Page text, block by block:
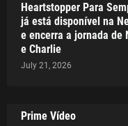
Heartstopper Para
já está disponível na
e encerra a jornada de
e Charlie
July 21, 2026
Prime Vídeo